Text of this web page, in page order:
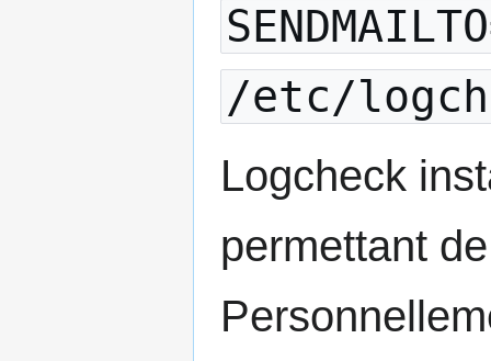
/etc/
Logcheck
permettant